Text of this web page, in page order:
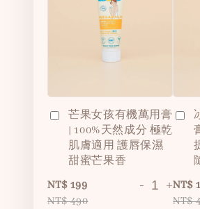
芒果女孩有機萬用膏
| 100%天然成分 極乾
肌膚適用 護唇保濕
甜蜜芒果香
NT$ 199
NT$ 490
- +NT$
NT$